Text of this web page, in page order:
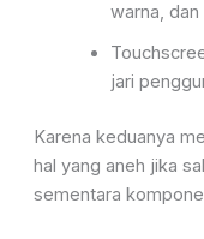
warna, dan
jari
Karena keduanya
hal yang aneh jika
sementara